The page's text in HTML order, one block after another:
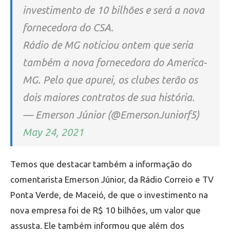
investimento de 10 bilhões e será a nova
fornecedora do CSA.
Rádio de MG noticiou ontem que seria
também a nova fornecedora do America-
MG. Pelo que apurei, os clubes terão os
dois maiores contratos de sua história.
— Emerson Júnior (@EmersonJuniorf5)
May 24, 2021
Temos que destacar também a informação do
comentarista Emerson Júnior, da Rádio Correio e TV
Ponta Verde, de Maceió, de que o investimento na
nova empresa foi de R$ 10 bilhões, um valor que
assusta. Ele também informou que além dos